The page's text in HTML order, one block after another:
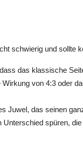
schwierig und sollte
das klassische
von 4:3 oder
Juwel, das seinen
Unterschied spüren,